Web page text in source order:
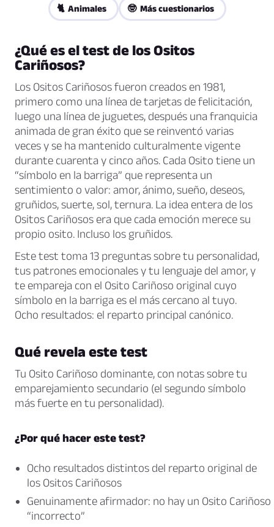
🐈 Animales 🤓 Más cuestionarios
¿Qué es el test de los Ositos
Cariñosos?
Los Ositos Cariñosos fueron creados en 1981,
primero como una línea de tarjetas de felicitación,
luego una línea de juguetes, después una franquicia
animada de gran éxito que se reinventó varias
veces y se ha mantenido culturalmente vigente
durante cuarenta y cinco años. Cada Osito tiene un
“símbolo en la barriga” que representa un
sentimiento o valor: amor, ánimo, sueño, deseos,
gruñidos, suerte, sol, ternura. La idea entera de los
Ositos Cariñosos era que cada emoción merece su
propio osito. Incluso los gruñidos.
Este test toma 13 preguntas sobre tu personalidad,
tus patrones emocionales y tu lenguaje del amor, y
te empareja con el Osito Cariñoso original cuyo
símbolo en la barriga es el más cercano al tuyo.
Ocho resultados: el reparto principal canónico.
Qué revela este test
Tu Osito Cariñoso dominante, con notas sobre tu
emparejamiento secundario (el segundo símbolo
más fuerte en tu personalidad).
¿Por qué hacer este test?
Ocho resultados distintos del reparto original de
los Ositos Cariñosos
Genuinamente afirmador: no hay un Osito Cariñoso
“incorrecto”